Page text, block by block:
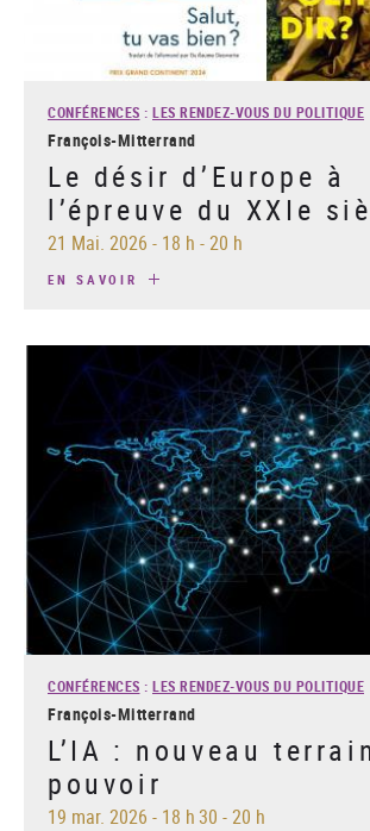
CONFÉRENCES : LES RENDEZ-VOUS DU POLITIQUE
François-Mitterrand
Le désir d’Europe à
l’épreuve du XXIe
21 Mai. 2026 - 18 h - 20 h
EN SAVOIR
CONFÉRENCES : LES RENDEZ-VOUS DU POLITIQUE
François-Mitterrand
L’IA : nouveau
pouvoir
19 mar. 2026 - 18 h 30 - 20 h